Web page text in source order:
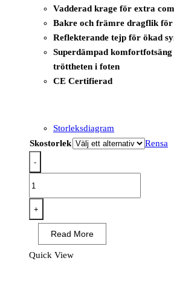
Vadderad krage för extra
Bakre och främre dragflik
Reflekterande tejp för ökad
Superdämpad
tröttheten i foten
CE Certifierad
Storleksdiagram
Skostorlek
Rensa
-
Girder
komposit
mellanstövel
S3S
+
Read More
Quick View